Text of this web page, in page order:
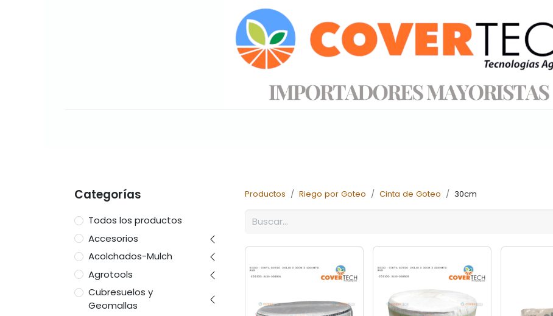
Categorías
Todos los productos
Accesorios
Acolchados-Mulch
Agrotools
Cubresuelos y
Geomallas
Productos Riego por Goteo Cinta de Goteo 30cm